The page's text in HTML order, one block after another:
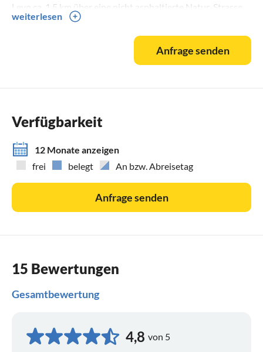
Levo ca. 1,5 km über eine nicht asphaltierte Natur-Strasse
durch den Wald.
Ein SUV/Geländewagen oder Fahrzeug mit höher gelegtem
Sollten Sie nicht über ein solches Fahrzeug verfügen, stellt
weiterlesen
Anfrage senden
Verfügbarkeit
12 Monate anzeigen
frei
belegt An bzw. Abreisetag
Anfrage senden
15 Bewertungen
Gesamtbewertung
4,8 von 5